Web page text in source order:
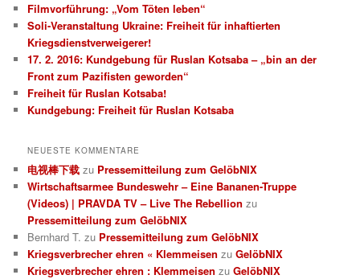
n
Filmvorführung: „Vom Töten leben“
Soli-Veranstaltung Ukraine: Freiheit für inhaftierten
Kriegsdienstverweigerer!
17. 2. 2016: Kundgebung für Ruslan Kotsaba – „bin an der
Front zum Pazifisten geworden“
Freiheit für Ruslan Kotsaba!
Kundgebung: Freiheit für Ruslan Kotsaba
NEUESTE KOMMENTARE
电视棒下载 zu Pressemitteilung zum GelöbNIX
Wirtschaftsarmee Bundeswehr – Eine Bananen-Truppe
(Videos) | PRAVDA TV – Live The Rebellion zu
Pressemitteilung zum GelöbNIX
Bernhard T. zu Pressemitteilung zum GelöbNIX
Kriegsverbrecher ehren « Klemmeisen zuGelöbNIX
Kriegsverbrecher ehren : Klemmeisen zuGelöbNIX